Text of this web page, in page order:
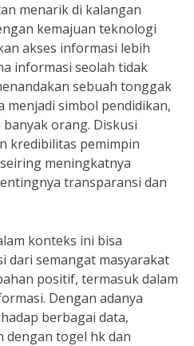
menarik di kalangan
kemajuan teknologi
akses informasi lebih
informasi seolah tidak
sebuah tonggak
menjadi simbol pendidikan,
orang. Diskusi
kredibilitas pemimpin
meningkatnya
transparansi dan
konteks ini bisa
dari semangat masyarakat
positif, termasuk dalam
Dengan adanya
berbagai data,
dengan togel hk dan